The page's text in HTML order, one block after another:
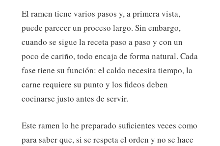
El ramen tiene varios pasos y, a primera vista,
puede parecer un proceso largo. Sin embargo,
cuando se sigue la receta paso a paso y con un
poco de cariño, todo encaja de forma natural. Cada
fase tiene su función: el caldo necesita tiempo, la
carne requiere su punto y los fideos deben
cocinarse justo antes de servir.
Este ramen lo he preparado suficientes veces como
para saber que, si se respeta el orden y no se hace